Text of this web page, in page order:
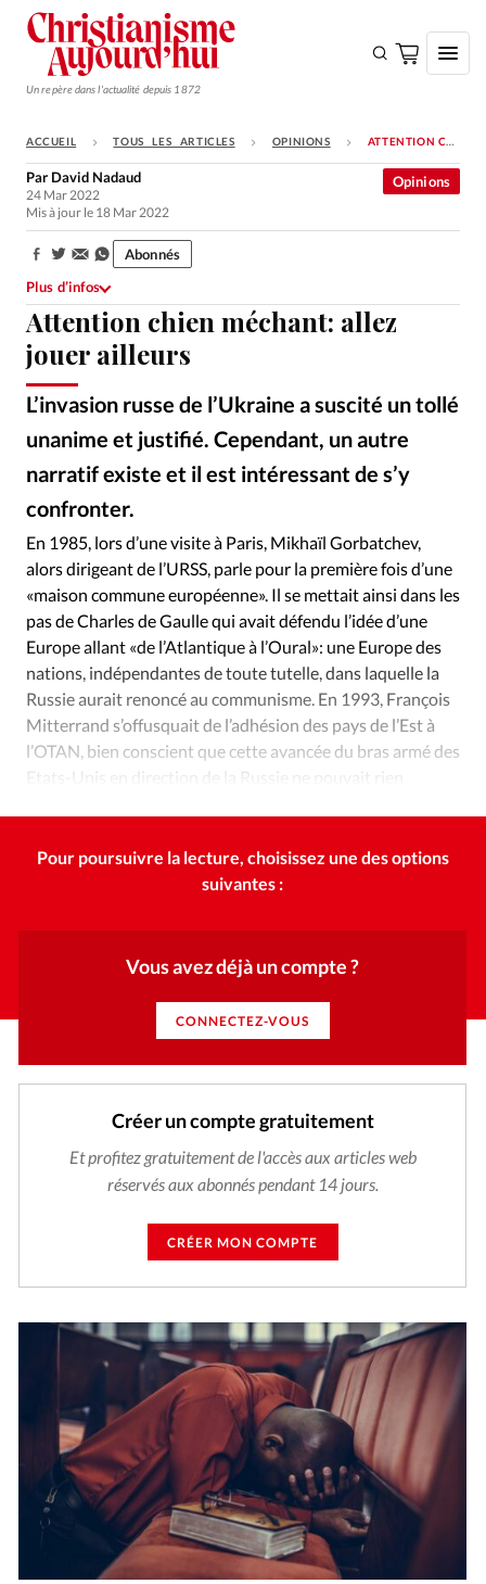
Un repère dans l'actualité depuis 1872
S'ABONNER
Monde
Opinions
Tous les articles
Faire un don
Emploi
Se connecter
Édition: Internationale
RUBRIQUES
Tous les articles
Actualité chrétienne
Actualité internationale
Chronique
Culture
Dossier
Eglises Foi Génération réveil
Monde
Opinions
Publireportage
Relations Aujourd'hui
Société
Tour du monde des Eglises
Trait d'Ixène
Vécu
Vie Intérieure
ACCUEIL TOUS LES ARTICLES OPINIONS ATTENTION CHIEN MÉCHANT: ALLEZ JOUER AILLEURS
Attention chien méchant: allez
jouer ailleurs
L’invasion russe de l’Ukraine a suscité un tollé
unanime et justifié. Cependant, un autre
narratif existe et il est intéressant de s’y
confronter.
Opinions
Par David Nadaud
24 Mar 2022
Mis à jour le 18 Mar 2022
Partager:
Abonnés
Plus d’infos
En 1985, lors d’une visite à Paris, Mikhaïl Gorbatchev,
alors dirigeant de l’URSS, parle pour la première fois d’une
«maison commune européenne». Il se mettait ainsi dans les
pas de Charles de Gaulle qui avait défendu l’idée d’une
Europe allant «de l’Atlantique à l’Oural»: une Europe des
nations, indépendantes de toute tutelle, dans laquelle la
Russie aurait renoncé au communisme. En 1993, François
Mitterrand s’offusquait de l’adhésion des pays de l’Est à
l’OTAN, bien conscient que cette avancée du bras armé des
Etats-Unis en direction de la Russie ne pouvait rien
Pour poursuivre la lecture, choisissez une des options
suivantes :
Vous avez déjà un compte ?
CONNECTEZ-VOUS
Créer un compte gratuitement
Et profitez gratuitement de l'accès aux articles web
réservés aux abonnés pendant 14 jours.
CRÉER MON COMPTE